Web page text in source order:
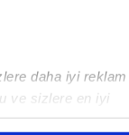
daha iyi reklam
ve sizlere en iyi
karşılamak